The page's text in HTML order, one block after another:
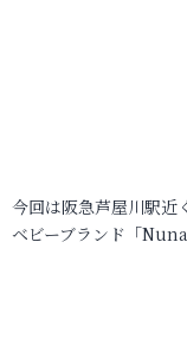
今回は阪急芦屋川駅近
ベビーブランド「